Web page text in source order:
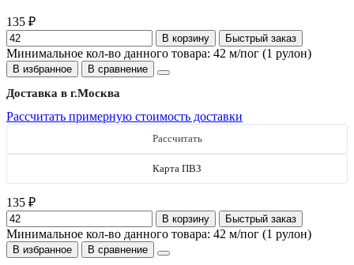
135 ₽
В корзину Быстрый заказ
Минимальное кол-во данного товара: 42 м/пог (1 рулон)
В избранное В сравнение
Доставка в г.Москва
Рассчитать примерную стоимость доставки
Рассчитать
Карта ПВЗ
135 ₽
В корзину Быстрый заказ
Минимальное кол-во данного товара: 42 м/пог (1 рулон)
В избранное В сравнение